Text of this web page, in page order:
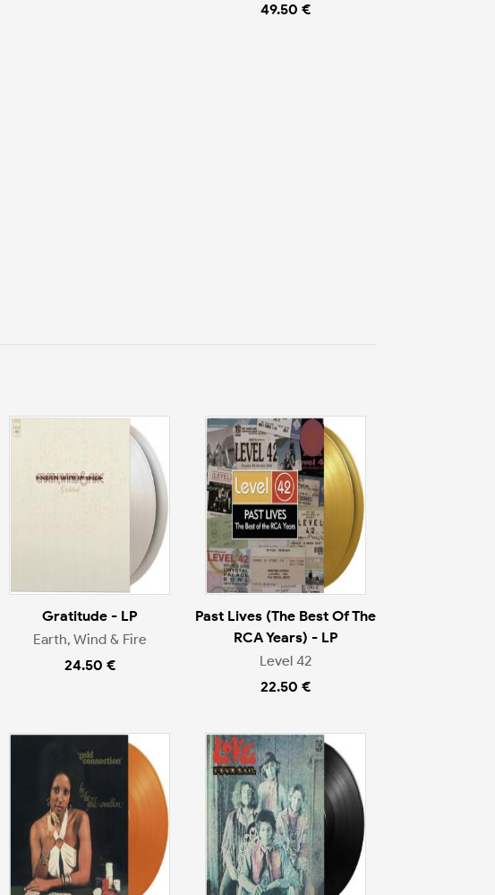
49.50 €
Gratitude - LP
Earth, Wind & Fire
24.50 €
Past Lives (The Best Of The
RCA Years) - LP
Level 42
22.50 €